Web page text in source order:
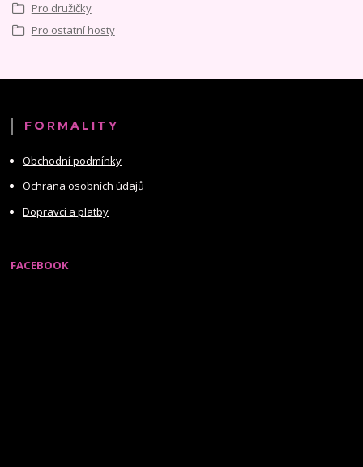
Pro družičky
Pro ostatní hosty
FORMALITY
Obchodní podmínky
Ochrana osobních údajů
Dopravci a platby
FACEBOOK